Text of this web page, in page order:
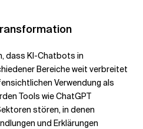
dass KI-Chatbots in
Bereiche weit verbreitet
Verwendung als
Tools wie ChatGPT
stören, in denen
und Erklärungen